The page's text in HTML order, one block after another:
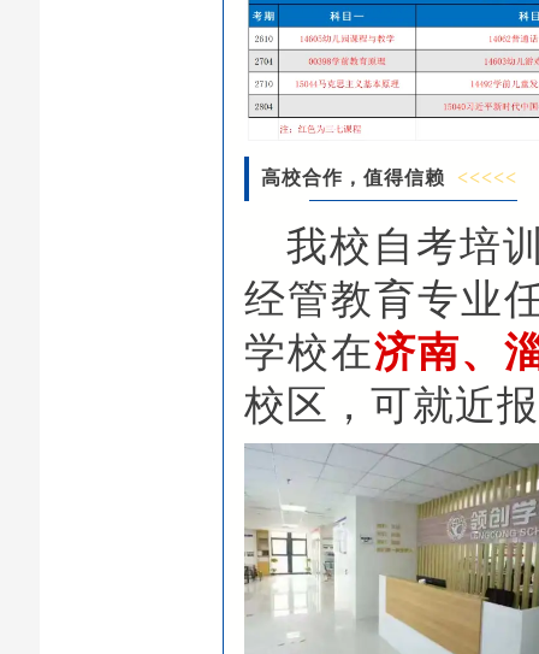
高校合作，值得信赖 <<<<<
我校自考培
经管教育专业
学校在济南、
校区，可就近